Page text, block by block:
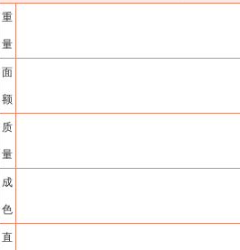
重
量
面
额
质
量
成
色
直